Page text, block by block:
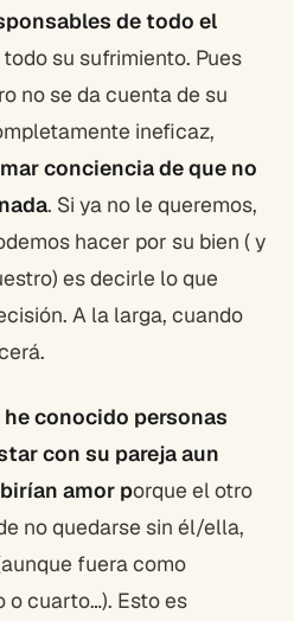
de todo el
su sufrimiento. Pues
no se da cuenta de su
ineficaz,
conciencia de que no
. Si ya no le queremos,
hacer por su bien ( y
es decirle lo que
A la larga, cuando
he conocido personas
con su pareja aun
amor porque el otro
no quedarse sin él/ella,
fuera como
o cuarto…). Esto es